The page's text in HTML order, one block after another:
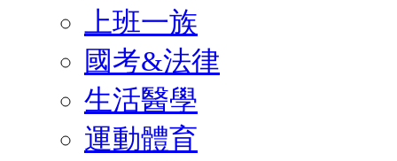
上班一族
國考&法律
生活醫學
運動體育